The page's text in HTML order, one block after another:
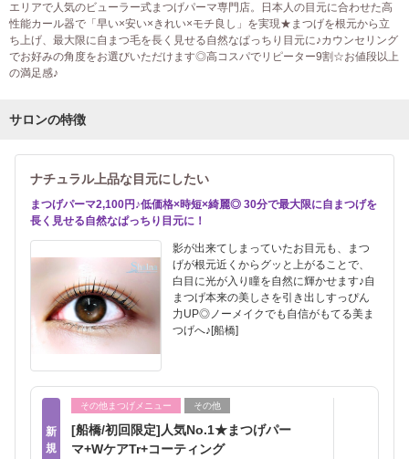
エリアで人気のビューラー式まつげパーマ専門店。日本人の目元に合わせた高
性能カール器で「早い×安い×きれい×モチ良し」を実現★まつげを根元から立
ち上げ、最大限に自まつ毛を長く見せる自然なぱっちり目元に♪カウンセリング
でお好みの角度をお選びいただけます◎高コスパでリピーター9割☆お値段以上
の満足感♪
サロンの特徴
ナチュラル上品な目元にしたい
まつげパーマ2,100円♪低価格×時短×綺麗◎ 30分で最大限に自まつげを
長く見せる自然なぱっちり目元に！
影が出来てしまっていたお目元も、まつ
げが根元近くからグッと上がることで、
白目に光が入り瞳を自然に輝かせます♪自
まつげ本来の美しさを引き出しすっぴん
力UP◎ノーメイクでも自信がもてる美ま
つげへ♪[船橋]
新
規
その他まつげメニュー その他
[船橋/初回限定]人気No.1★まつげパー
マ+WケアTr+コーティング